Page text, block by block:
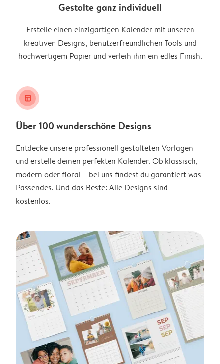
Gestalte ganz individuell
Erstelle einen einzigartigen Kalender mit unseren
kreativen Designs, benutzerfreundlichen Tools und
hochwertigem Papier und verleih ihm ein edles Finish.
layout_alt
Über 100 wunderschöne Designs
Entdecke unsere professionell gestalteten Vorlagen
und erstelle deinen perfekten Kalender. Ob klassisch,
modern oder floral – bei uns findest du garantiert was
Passendes. Und das Beste: Alle Designs sind
kostenlos.